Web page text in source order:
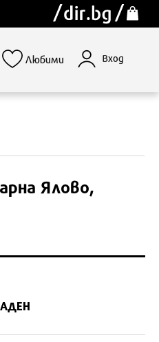
Любими Вход
Ялово,